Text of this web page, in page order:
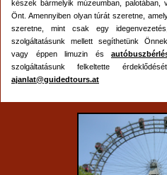
készek bármelyik múzeumban,
Önt. Amennyiben olyan túrát szeretne,
szeretne, mint csak egy
szolgáltatásunk mellett segíthetünk
vagy éppen limuzin és
szolgáltatásunk felkeltette
ajanlat@guidedtours.at